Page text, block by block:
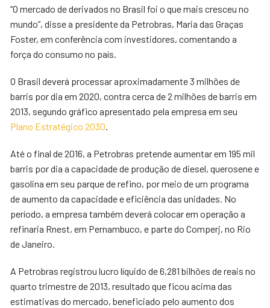
“O mercado de derivados no Brasil foi o que mais cresceu no
mundo”, disse a presidente da Petrobras, Maria das Graças
Foster, em conferência com investidores, comentando a
força do consumo no país.
O Brasil deverá processar aproximadamente 3 milhões de
barris por dia em 2020, contra cerca de 2 milhões de barris em
2013, segundo gráfico apresentado pela empresa em seu
Plano Estratégico 2030.
Até o final de 2016, a Petrobras pretende aumentar em 195 mil
barris por dia a capacidade de produção de diesel, querosene e
gasolina em seu parque de refino, por meio de um programa
de aumento da capacidade e eficiência das unidades. No
período, a empresa também deverá colocar em operação a
refinaria Rnest, em Pernambuco, e parte do Comperj, no Rio
de Janeiro.
A Petrobras registrou lucro líquido de 6,281 bilhões de reais no
quarto trimestre de 2013, resultado que ficou acima das
estimativas do mercado, beneficiado pelo aumento dos